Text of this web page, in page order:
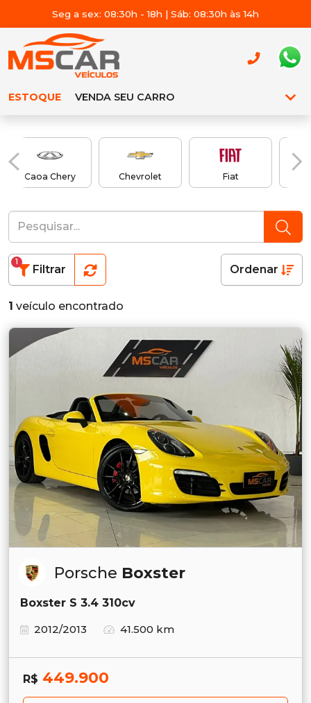
Seg a sex: 08:30h - 18h | Sáb: 08:30h às 14h
ESTOQUE VENDA SEU CARRO
Caoa Chery Chevrolet Fiat
Filtrar
1
Ordenar
1 veículo encontrado
Porsche Boxster
Boxster S 3.4 310cv
2012/2013
41.500 km
R$ 449.900